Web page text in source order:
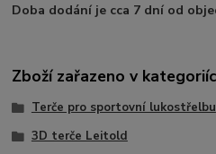
Doba dodání je cca 7 dní od
Zboží zařazeno v
Terče pro sportovní lukostřelbu
3D terče Leitold